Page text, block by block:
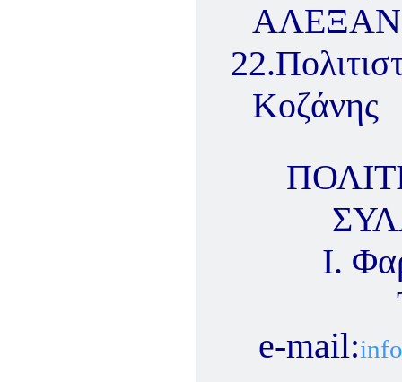
22.
Κοζάνης
Ι.
e-mail: